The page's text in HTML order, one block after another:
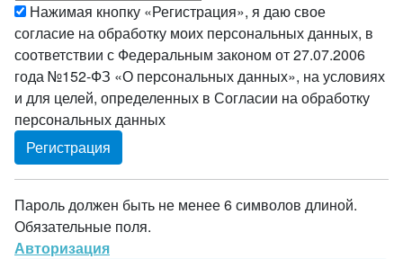
Нажимая кнопку «Регистрация», я даю свое
согласие на обработку моих персональных данных, в
соответствии с Федеральным законом от 27.07.2006
года №152-ФЗ «О персональных данных», на условиях
и для целей, определенных в Согласии на обработку
персональных данных
Пароль должен быть не менее 6 символов длиной.
Обязательные поля.
Авторизация